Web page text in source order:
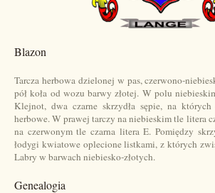
Blazon
Tarcza herbowa dzielonej w pas, czerwono-
pół koła od wozu barwy złotej. W polu
Klejnot, dwa czarne skrzydła sępie, na których
herbowe. W prawej tarczy na niebieskim tle litera
na czerwonym tle czarna litera E. Pomiędzy
łodygi kwiatowe oplecione listkami, z których
Labry w barwach niebiesko-złotych.
Genealogia